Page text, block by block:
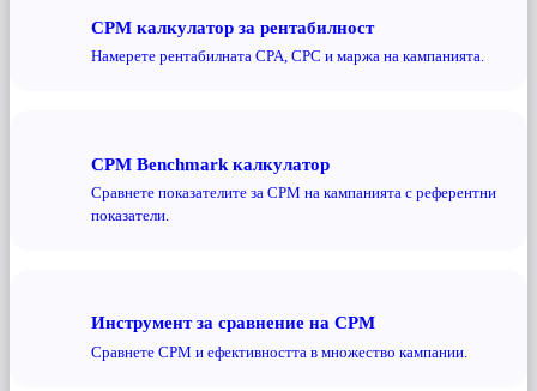
CPM калкулатор за рентабилност
Намерете рентабилната CPA, CPC и маржа на кампанията.
CPM Benchmark калкулатор
Сравнете показателите за CPM на кампанията с референтни
показатели.
Инструмент за сравнение на CPM
Сравнете CPM и ефективността в множество кампании.